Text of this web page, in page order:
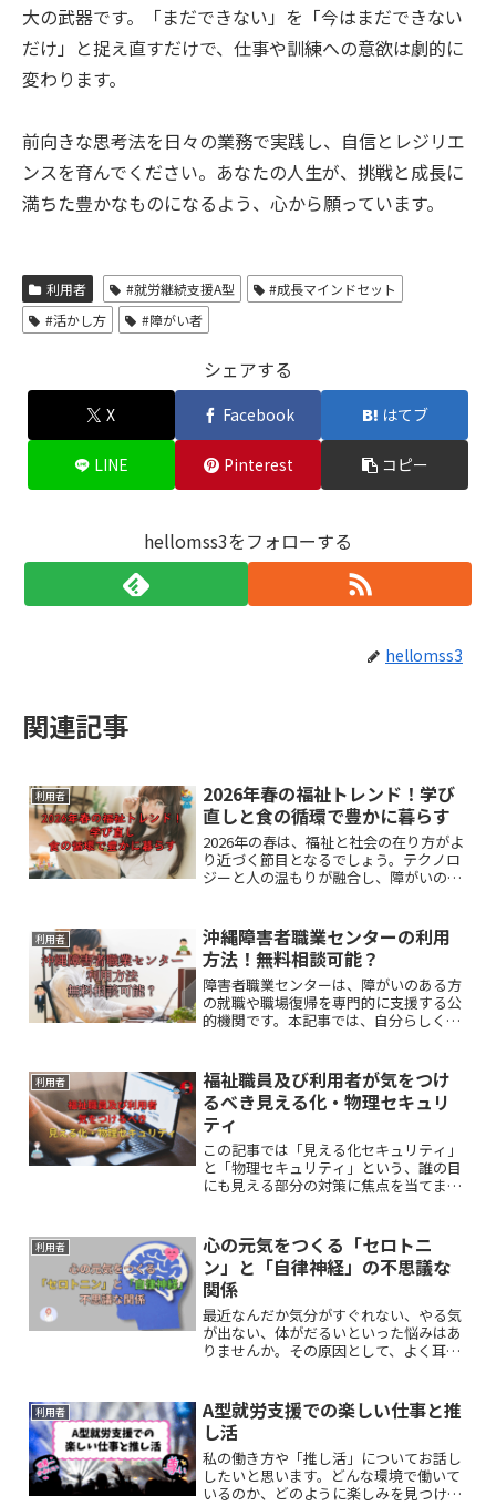
大の武器です。「まだできない」を「今はまだできない
だけ」と捉え直すだけで、仕事や訓練への意欲は劇的に
変わります。
前向きな思考法を日々の業務で実践し、自信とレジリエ
ンスを育んでください。あなたの人生が、挑戦と成長に
満ちた豊かなものになるよう、心から願っています。
利用者 #就労継続支援A型
#成長マインドセット
#活かし方
#障がい者
シェアする
X Facebook はてブ
LINE Pinterest コピー
hellomss3をフォローする
hellomss3
関連記事
利用者
2026年春の福祉トレンド！学び
直しと食の循環で豊かに暮らす
2026年の春は、福祉と社会の在り方がよ
り近づく節目となるでしょう。テクノロ
ジーと人の温もりが融合し、障がいの有
た最新トレンドと社会の変化を分かりや
すく解説します。
利用者
沖縄障害者職業センターの利用
方法！無料相談可能？
障害者職業センターは、障がいのある方
の就職や職場復帰を専門的に支援する公
的機関です。本記事では、自分らしく働
利用者
福祉職員及び利用者が気をつけ
るべき見える化・物理セキュリ
ティ
この記事では「見える化セキュリティ」
と「物理セキュリティ」という、誰の目
にも見える部分の対策に焦点を当てま
きる具体的な取り組みを分かりやすく解
説します。
利用者
心の元気をつくる「セロトニ
ン」と「自律神経」の不思議な
関係
最近なんだか気分がすぐれない、やる気
が出ない、体がだるいといった悩みはあ
りませんか。その原因として、よく耳に
と体の調子を整えるこの二つについて解
説します。
利用者
A型就労支援での楽しい仕事と推
し活
私の働き方や「推し活」についてお話し
したいと思います。どんな環境で働いて
いるのか、どのように楽しみを見つけて